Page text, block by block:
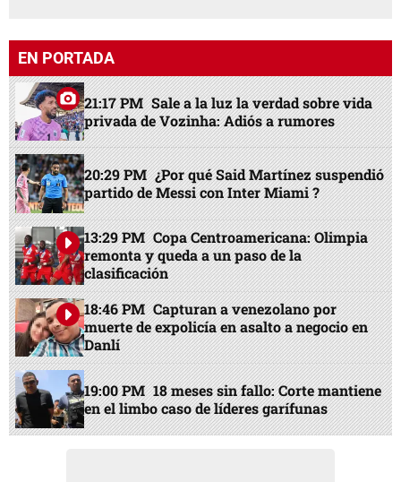
EN PORTADA
21:17 PM Sale a la luz la verdad sobre vida
privada de Vozinha: Adiós a rumores
20:29 PM ¿Por qué Said Martínez suspendió
partido de Messi con Inter Miami ?
13:29 PM Copa Centroamericana: Olimpia
remonta y queda a un paso de la
clasificación
18:46 PM Capturan a venezolano por
muerte de expolicía en asalto a negocio en
Danlí
19:00 PM 18 meses sin fallo: Corte mantiene
en el limbo caso de líderes garífunas